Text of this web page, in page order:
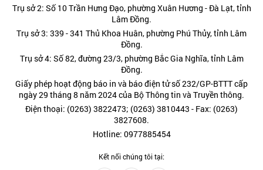
Trụ sở 2: Số 10 Trần Hưng Đạo, phường Xuân Hương - Đà Lạt, tỉnh
Lâm Đồng.
Trụ sở 3: 339 - 341 Thủ Khoa Huân, phường Phú Thủy, tỉnh Lâm
Đồng.
Trụ sở 4: Số 82, đường 23/3, phường Bắc Gia Nghĩa, tỉnh Lâm
Đồng.
Giấy phép hoạt động báo in và báo điện tử số 232/GP-BTTT cấp
ngày 29 tháng 8 năm 2024 của Bộ Thông tin và Truyền thông.
Điện thoại: (0263) 3822473; (0263) 3810443 - Fax: (0263)
3827608.
Hotline: 0977885454
Kết nối chúng tôi tại: